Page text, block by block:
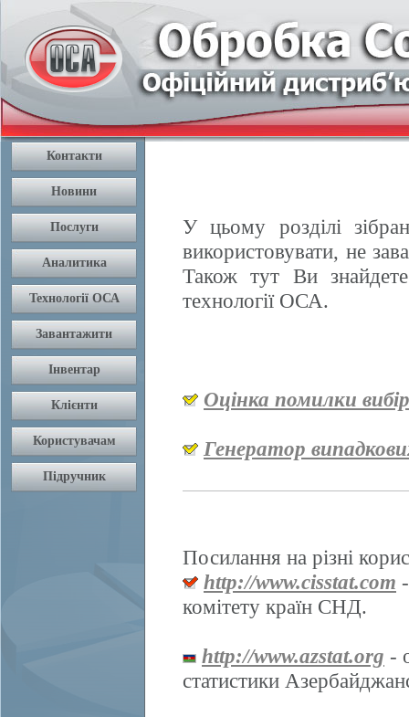
У цьому розділі
використовувати, не
Також тут Ви
технології ОСА.
Оцінка помилки
Генератор
Посилання на різні
http://www.cisstat.com
комітету країн СНД.
http://www.azstat.org -
статистики